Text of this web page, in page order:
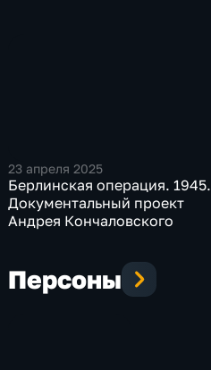
23 апреля 2025
Берлинская операция. 1945.
Документальный проект
Андрея Кончаловского
Персоны